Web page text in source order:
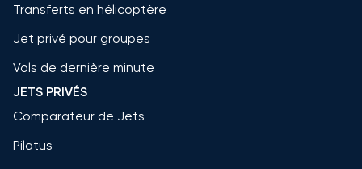
Transferts en hélicoptère
Jet privé pour groupes
Vols de dernière minute
JETS PRIVÉS
Comparateur de Jets
Pilatus